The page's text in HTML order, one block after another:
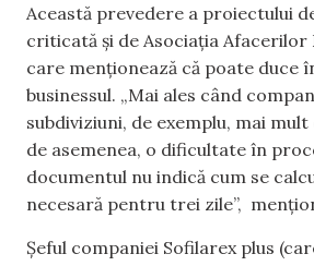
Această prevedere a proiectului
criticată și de Asociația Afacerilor
care menționează că poate duce
businessul. „Mai ales când
subdiviziuni, de exemplu, mai mult
de asemenea, o dificultate în
documentul nu indică cum se
necesară pentru trei zile”,
Șeful companiei Sofilarex plus